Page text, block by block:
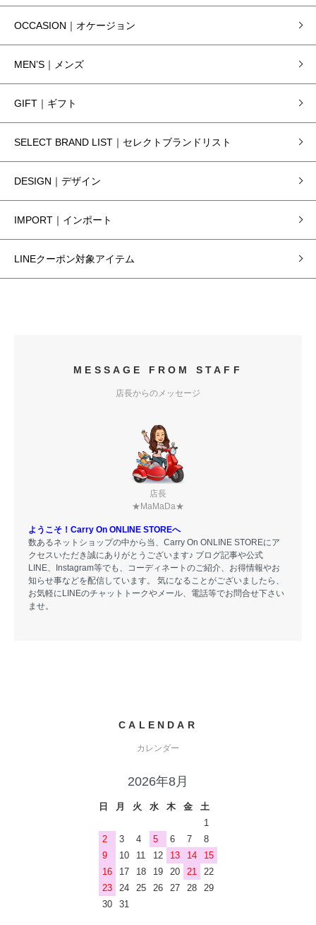
OCCASION｜オケージョン
MEN’S｜メンズ
GIFT｜ギフト
SELECT BRAND LIST｜セレクトブランドリスト
DESIGN｜デザイン
IMPORT｜インポート
LINEクーポン対象アイテム
MESSAGE FROM STAFF
店長からのメッセージ
店長
★MaMaDa★
ようこそ！Carry On ONLINE STOREへ
数あるネットショップの中から当、Carry On ONLINE STOREにア
クセスいただき誠にありがとうございます♪ ブログ記事や公式
LINE、Instagram等でも、コーディネートのご紹介、お得情報やお
知らせ事などを配信しています。 気になることがございましたら、
お気軽にLINEのチャットトークやメール、電話等でお問合せ下さい
ませ。
CALENDAR
カレンダー
2026年8月
日 月 火 水 木 金
土
1
2
3 4 5 6 7
8
9
10 11 12 13 14
15
16
17 18 19 20 21
22
23
24 25 26 27 28
29
30
31